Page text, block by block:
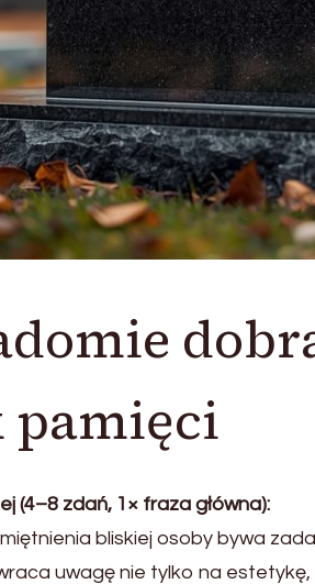
(4–8 zdań, 1× fraza główna):
bliskiej osoby bywa
uwagę nie tylko na